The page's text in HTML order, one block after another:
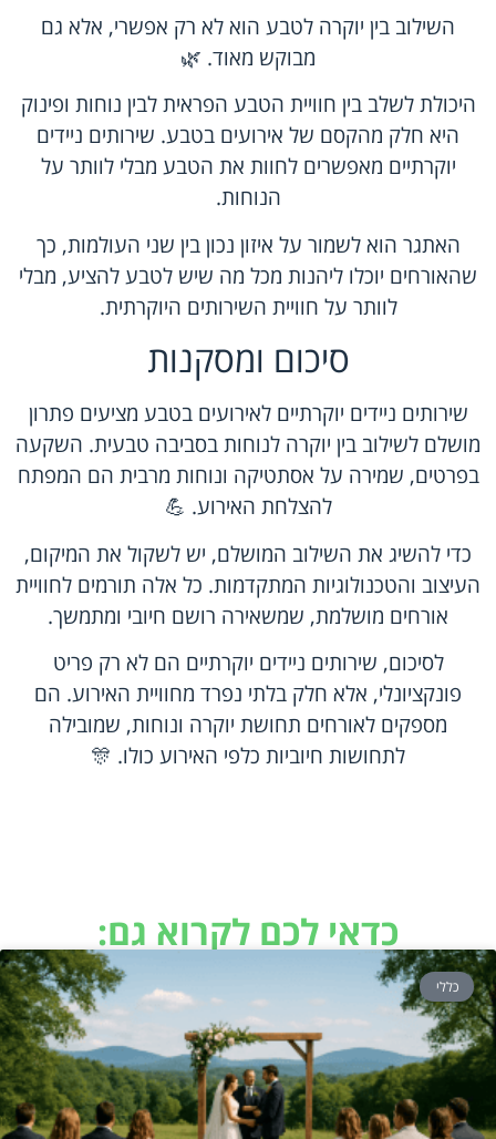
השילוב בין יוקרה לטבע הוא לא רק אפשרי, אלא גם
מבוקש מאוד. 🌿
היכולת לשלב בין חוויית הטבע הפראית לבין נוחות ופינוק
היא חלק מהקסם של אירועים בטבע. שירותים ניידים
יוקרתיים מאפשרים לחוות את הטבע מבלי לוותר על
הנוחות.
האתגר הוא לשמור על איזון נכון בין שני העולמות, כך
שהאורחים יוכלו ליהנות מכל מה שיש לטבע להציע, מבלי
לוותר על חוויית השירותים היוקרתית.
סיכום ומסקנות
שירותים ניידים יוקרתיים לאירועים בטבע מציעים פתרון
מושלם לשילוב בין יוקרה לנוחות בסביבה טבעית. השקעה
בפרטים, שמירה על אסתטיקה ונוחות מרבית הם המפתח
להצלחת האירוע. 💪
כדי להשיג את השילוב המושלם, יש לשקול את המיקום,
העיצוב והטכנולוגיות המתקדמות. כל אלה תורמים לחוויית
אורחים מושלמת, שמשאירה רושם חיובי ומתמשך.
לסיכום, שירותים ניידים יוקרתיים הם לא רק פריט
פונקציונלי, אלא חלק בלתי נפרד מחוויית האירוע. הם
מספקים לאורחים תחושת יוקרה ונוחות, שמובילה
לתחושות חיוביות כלפי האירוע כולו. 🎊
כדאי לכם לקרוא גם:
כללי